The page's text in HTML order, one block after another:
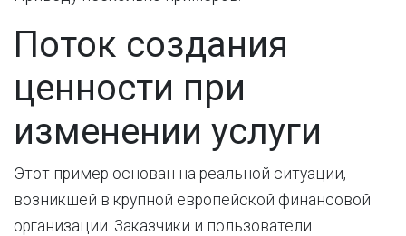
Поток создания
ценности при
изменении услуги
Этот пример основан на реальной ситуации,
возникшей в крупной европейской финансовой
организации. Заказчики и пользователи